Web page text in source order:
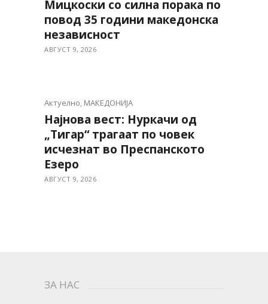
Мицкоски со силна порака по
повод 35 години македонска
независност
АВГУСТ 9, 2026
Актуелно, МАКЕДОНИЈА
Најнова вест: Нуркачи од
„Тигар“ трагаат по човек
исчезнат во Преспанското
Езеро
АВГУСТ 9, 2026
ЗА НАС